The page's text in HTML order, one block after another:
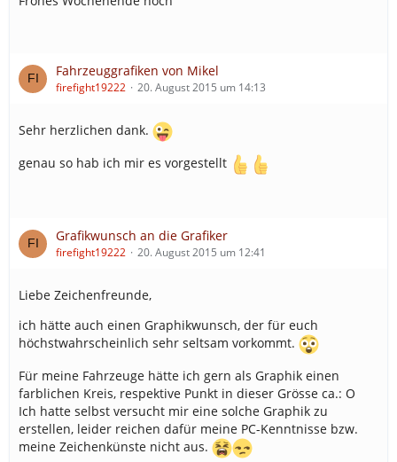
Fahrzeuggrafiken von Mikel
firefight19222 20. August 2015 um 14:13
Sehr herzlichen dank.
genau so hab ich mir es vorgestellt
Grafikwunsch an die Grafiker
firefight19222 20. August 2015 um 12:41
Liebe Zeichenfreunde,
ich hätte auch einen Graphikwunsch, der für euch
höchstwahrscheinlich sehr seltsam vorkommt.
Für meine Fahrzeuge hätte ich gern als Graphik einen
farblichen Kreis, respektive Punkt in dieser Grösse ca.: O
Ich hatte selbst versucht mir eine solche Graphik zu
erstellen, leider reichen dafür meine PC-Kenntnisse bzw.
meine Zeichenkünste nicht aus.